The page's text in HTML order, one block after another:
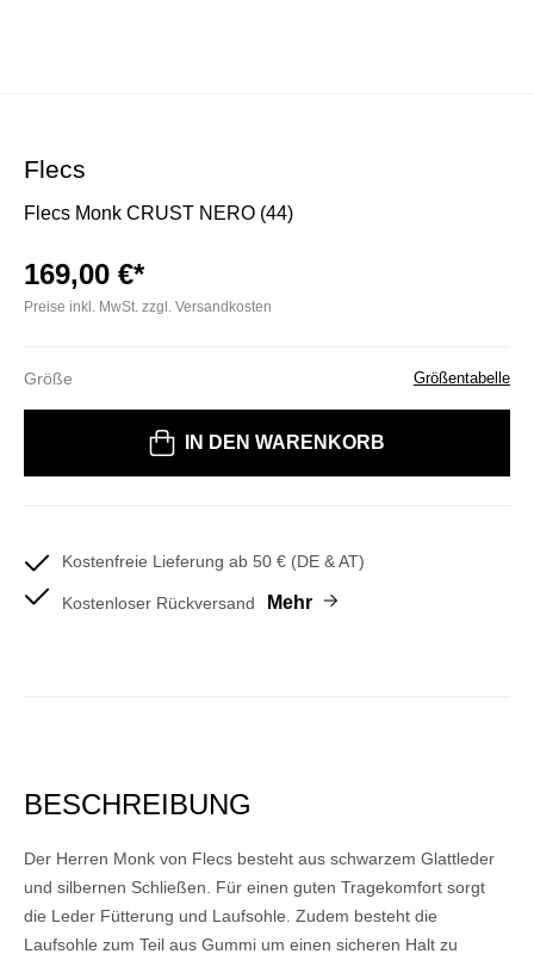
Flecs
Flecs Monk CRUST NERO (44)
169,00 €*
Preise inkl. MwSt. zzgl. Versandkosten
Größe Größentabelle
IN DEN WARENKORB
Kostenfreie Lieferung ab 50 € (DE & AT)
Kostenloser Rückversand Mehr
BESCHREIBUNG
Der Herren Monk von Flecs besteht aus schwarzem Glattleder
und silbernen Schließen. Für einen guten Tragekomfort sorgt
die Leder Fütterung und Laufsohle. Zudem besteht die
Laufsohle zum Teil aus Gummi um einen sicheren Halt zu